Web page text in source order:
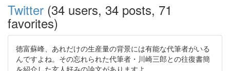
Twitter (34 users, 34 posts, 71
favorites)
徳富蘇峰、あれだけの生産量の背景には有能な代筆者がいる
んですよね。その忘れられた代筆者・川崎三郎との往復書簡
を紹介した玄人好みの論文がありますよ